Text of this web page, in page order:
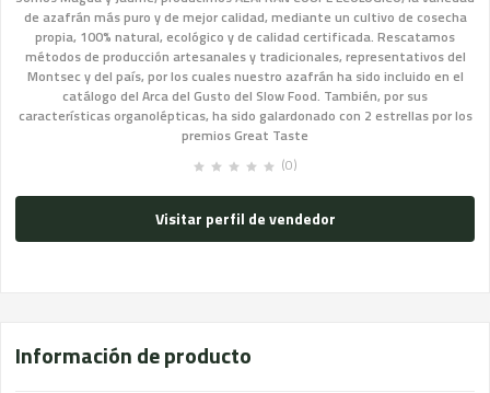
de azafrán más puro y de mejor calidad, mediante un cultivo de cosecha
propia, 100% natural, ecológico y de calidad certificada. Rescatamos
métodos de producción artesanales y tradicionales, representativos del
Montsec y del país, por los cuales nuestro azafrán ha sido incluido en el
catálogo del Arca del Gusto del Slow Food. También, por sus
características organolépticas, ha sido galardonado con 2 estrellas por los
premios Great Taste
(0)
Visitar perfil de vendedor
Información de producto